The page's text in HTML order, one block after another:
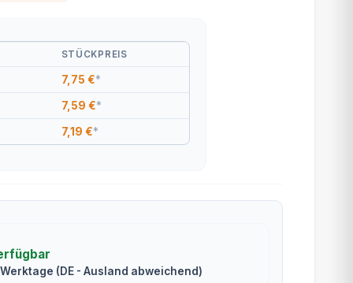
STÜCKPREIS
7,75 €*
7,59 €*
7,19 €*
Werktage (DE - Ausland abweichend)